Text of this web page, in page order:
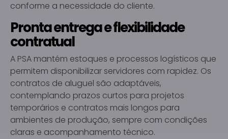
conforme a necessidade do cliente.
Pronta entrega e flexibilidade
contratual
A PSA mantém estoques e processos logísticos que
permitem disponibilizar servidores com rapidez. Os
contratos de aluguel são adaptáveis,
contemplando prazos curtos para projetos
temporários e contratos mais longos para
ambientes de produção, sempre com condições
claras e acompanhamento técnico.